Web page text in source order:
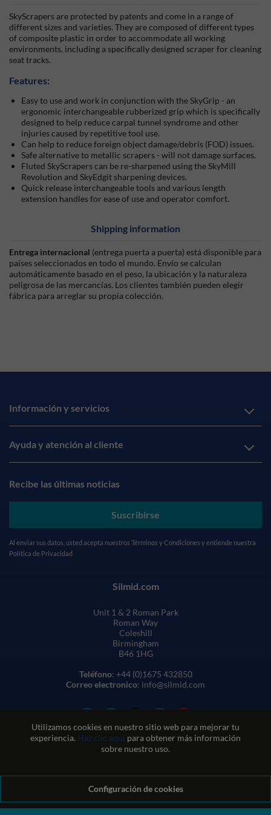
Utilizamos cookies en nuestro sitio web para mejorar tu
experiencia. Haz clic aquí para obtener más información
sobre nuestro uso.
Configuración de cookies
SkyScrapers are protected by patents and come in a range of
different sizes and varieties. They are composed of different types
of composite plastic in order to accommodate all working
environments, including a specifically designed scraper for cleaning
seat tracks.
Features:
Easy to use and work in conjunction with the SkyGrip - an
ergonomic interchangeable rubberized grip which is specifically
designed to help reduce carpal tunnel syndrome and other
injuries caused by repetitive tool use.
Can help to reduce foreign object damage/debris (FOD) issues.
Safe alternative to metallic scrapers - will not damage surfaces.
Fluted SkyScrapers can be re-sharpened using the SkyMill
Revolution and SkyEdgit sharpening devices.
Quick release interchangeable tools and various length
extension handles for ease of use and operator comfort.
Shipping information
Entrega internacional (entrega puerta a puerta) está disponible para
países seleccionados en todo el mundo. Envío se calculan
automáticamente basado en el peso, la ubicación y la naturaleza
peligrosa de las mercancías. Los clientes también pueden elegir
fábrica para arreglar su propia colección.
Información y servicios
Ayuda y atención al cliente
Recibe las últimas noticias
Suscribirse
Al enviar sus datos, usted acepta nuestros Términos y Condiciones y entiende nuestra
Política de Privacidad
Silmid.com
Unit 1 & 2 Roman Park
Roman Way
Coleshill
Birmingham
B46 1HG
Teléfono: +44 (0)1675 432850
Correo electronico: info@silmid.com
Condiciones generales de venta
Condiciones de uso del sitio web
Política de privacidad y cookies
Política de calidad